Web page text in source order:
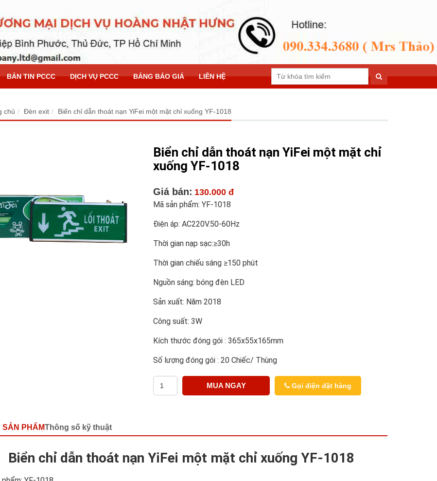
BẢN TIN PCCC DỊCH VỤ PCCC BẢNG BÁO GIÁ LIÊN HỆ
chủ Đèn exit Biển chỉ dẫn thoát nạn YiFei một mặt chỉ xuống YF-1018
Biển chỉ dẫn thoát nạn YiFei một mặt chỉ
xuống YF-1018
Giá bán: 130.000 đ
Mã sản phẩm: YF-1018
Điện áp: AC220V.50-60Hz
Thời gian nạp sạc:≥30h
Thời gian chiếu sáng ≥150 phút
Nguồn sáng: bóng đèn LED
Sản xuất: Năm 2018
Công suất: 3W
Kích thước đóng gói : 365x55x165mm
Số lượng đóng gói : 20 Chiếc/ Thùng
MUA NGAY Gọi điện đặt hàng
SẢN PHẨMThông số kỹ thuật
Biển chỉ dẫn thoát nạn YiFei một mặt chỉ xuống YF-1018